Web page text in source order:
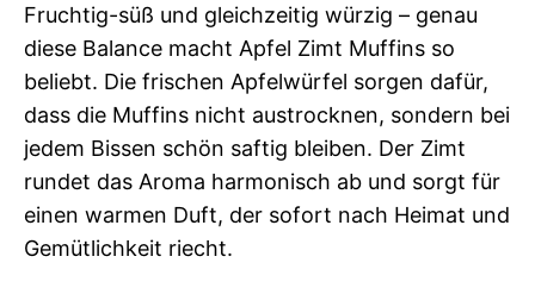
Fruchtig-süß und gleichzeitig würzig – genau
diese Balance macht Apfel Zimt Muffins so
beliebt. Die frischen Apfelwürfel sorgen dafür,
dass die Muffins nicht austrocknen, sondern bei
jedem Bissen schön saftig bleiben. Der Zimt
rundet das Aroma harmonisch ab und sorgt für
einen warmen Duft, der sofort nach Heimat und
Gemütlichkeit riecht.